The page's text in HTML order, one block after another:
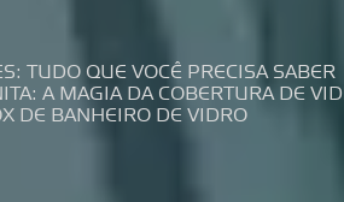
TUDO QUE VOCÊ PRECISA SABER
A MAGIA DA COBERTURA DE
DE BANHEIRO DE VIDRO